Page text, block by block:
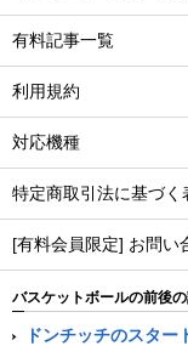
有料記事一覧
利用規約
対応機種
特定商取引法に基づく
[有料会員限定] お問い
バスケットボールの前後
ドンチッチのスター